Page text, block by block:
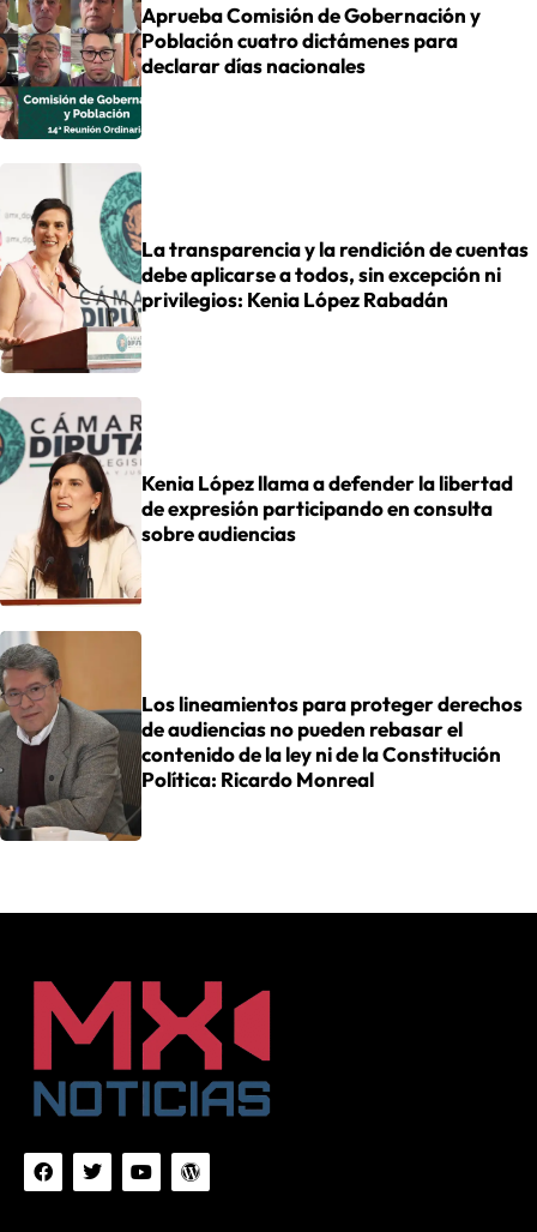
Aprueba Comisión de Gobernación y
Población cuatro dictámenes para
declarar días nacionales
La transparencia y la rendición de cuentas
debe aplicarse a todos, sin excepción ni
privilegios: Kenia López Rabadán
Kenia López llama a defender la libertad
de expresión participando en consulta
sobre audiencias
Los lineamientos para proteger derechos
de audiencias no pueden rebasar el
contenido de la ley ni de la Constitución
Política: Ricardo Monreal